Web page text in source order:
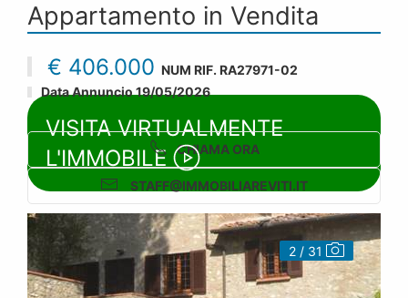
Appartamento in Vendita
€ 406.000 NUM RIF. RA27971-02
Data Annuncio 19/05/2026
CHIAMA ORA
STAFF@IMMOBILIAREVITI.IT
VISITA VIRTUALMENTE
L'IMMOBILE
3 / 31